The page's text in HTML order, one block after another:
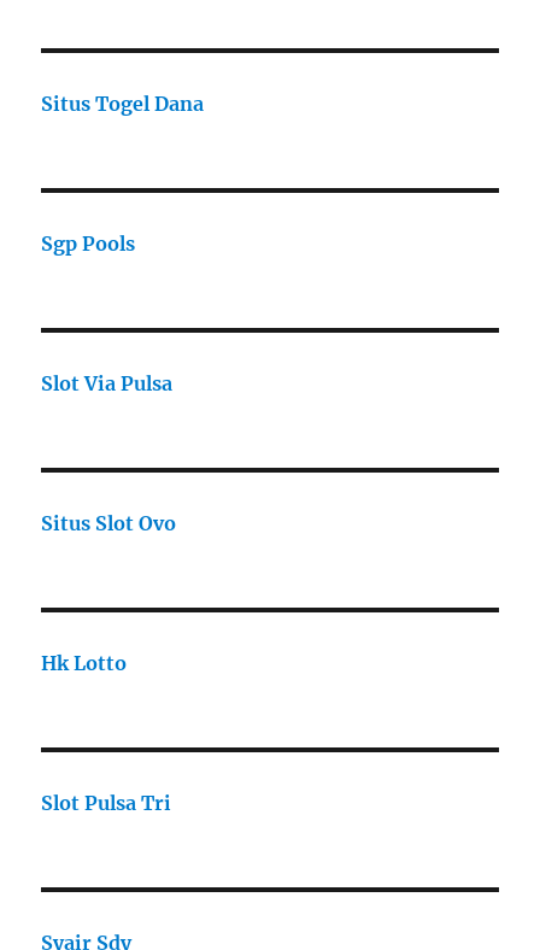
Situs Togel Dana
Sgp Pools
Slot Via Pulsa
Situs Slot Ovo
Hk Lotto
Slot Pulsa Tri
Syair Sdy